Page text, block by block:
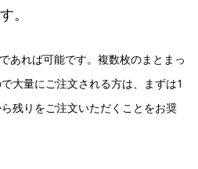
。
あれば可能です。複数枚のまとまっ
大量にご注文される方は、まずは1
残りをご注文いただくことをお奨